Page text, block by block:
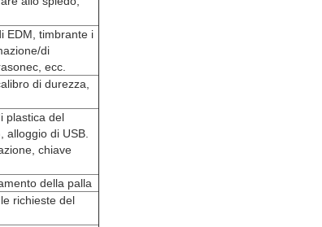
EDM, timbrante i
di
ecc.
di durezza,
plastica del
alloggio di USB.
chiave
della palla
richieste del